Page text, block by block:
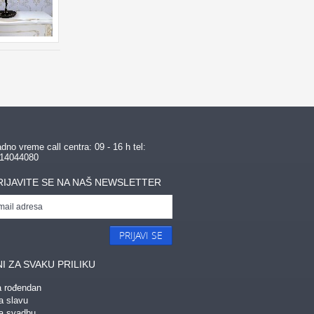
vreme call centra: 09 - 16 h tel:
SE NA NAŠ NEWSLETTER
PRIJAVI SE
ZA SVAKU PRILIKU
rođendan
slavu